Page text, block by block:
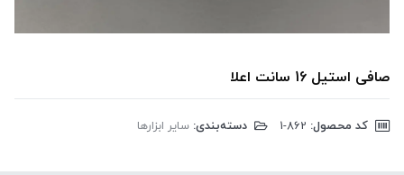
صافی استیل 16 سانت اعلا
کد محصول: دسته‌بندی: سایر ابزارها